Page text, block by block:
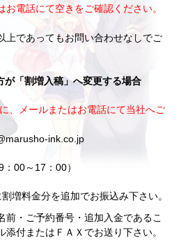
お電話にて空きをご確認ください。
であってもお問い合わせなしでご
「割増入稿」へ変更する場合
、メールまたはお電話にて当社へご
ink.co.jp
00～17：00）
増料金分を追加でお振込み下さい。
前・ご予約番号・追加入金であるこ
添付またはＦＡＸでお送り下さい。